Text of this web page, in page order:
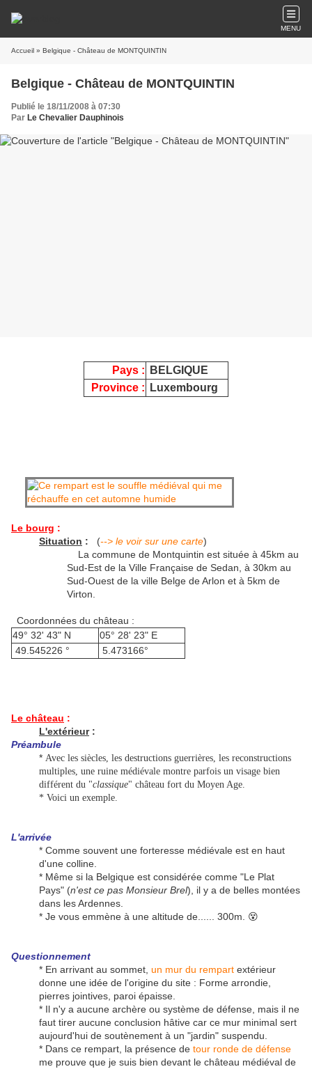
MENU
Accueil » Belgique - Château de MONTQUINTIN
Belgique - Château de MONTQUINTIN
Publié le 18/11/2008 à 07:30
Par Le Chevalier Dauphinois
Pays :
BELGIQUE
Province :
Luxembourg
Le bourg :
Situation : (--> le voir sur une carte)
La commune de Montquintin est située à 45km au
Sud-Est de la Ville Française de Sedan, à 30km au
Sud-Ouest de la ville Belge de Arlon et à 5km de
Virton.
Coordonnées du château :
49° 32' 43" N
05° 28' 23" E
49.545226 °
5.473166°
Le château :
L'extérieur:
Préambule
* Avec les siècles, les destructions guerrières, les reconstructions
multiples, une ruine médiévale montre parfois un visage bien
différent du "classique" château fort du Moyen Age.
* Voici un exemple.
L'arrivée
* Comme souvent une forteresse médiévale est en haut
d'une colline.
* Même si la Belgique est considérée comme "Le Plat
Pays" (n'est ce pas Monsieur Brel), il y a de belles montées
dans les Ardennes.
* Je vous emmène à une altitude de...... 300m. 😵
Questionnement
* En arrivant au sommet, un mur du rempart extérieur
donne une idée de l'origine du site : Forme arrondie,
pierres jointives, paroi épaisse.
* Il n'y a aucune archère ou système de défense, mais il ne
faut tirer aucune conclusion hâtive car ce mur minimal sert
aujourd'hui de soutènement à un "jardin" suspendu.
* Dans ce rempart, la présence de tour ronde de défense
me prouve que je suis bien devant le château médiéval de